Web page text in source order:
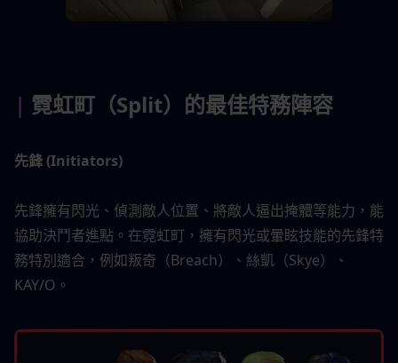
| 霓虹町（Split）的最佳特務陣容
先鋒 (Initiators)
先鋒擁有閃光、偵測敵人位置、將敵人逼出掩體等能力，能
協助決鬥者進點。在霓虹町，擁有閃光或暈眩技能的先鋒特
務特別適合，例如叛奇（Breach）、絲凱（Skye）、
KAY/O。